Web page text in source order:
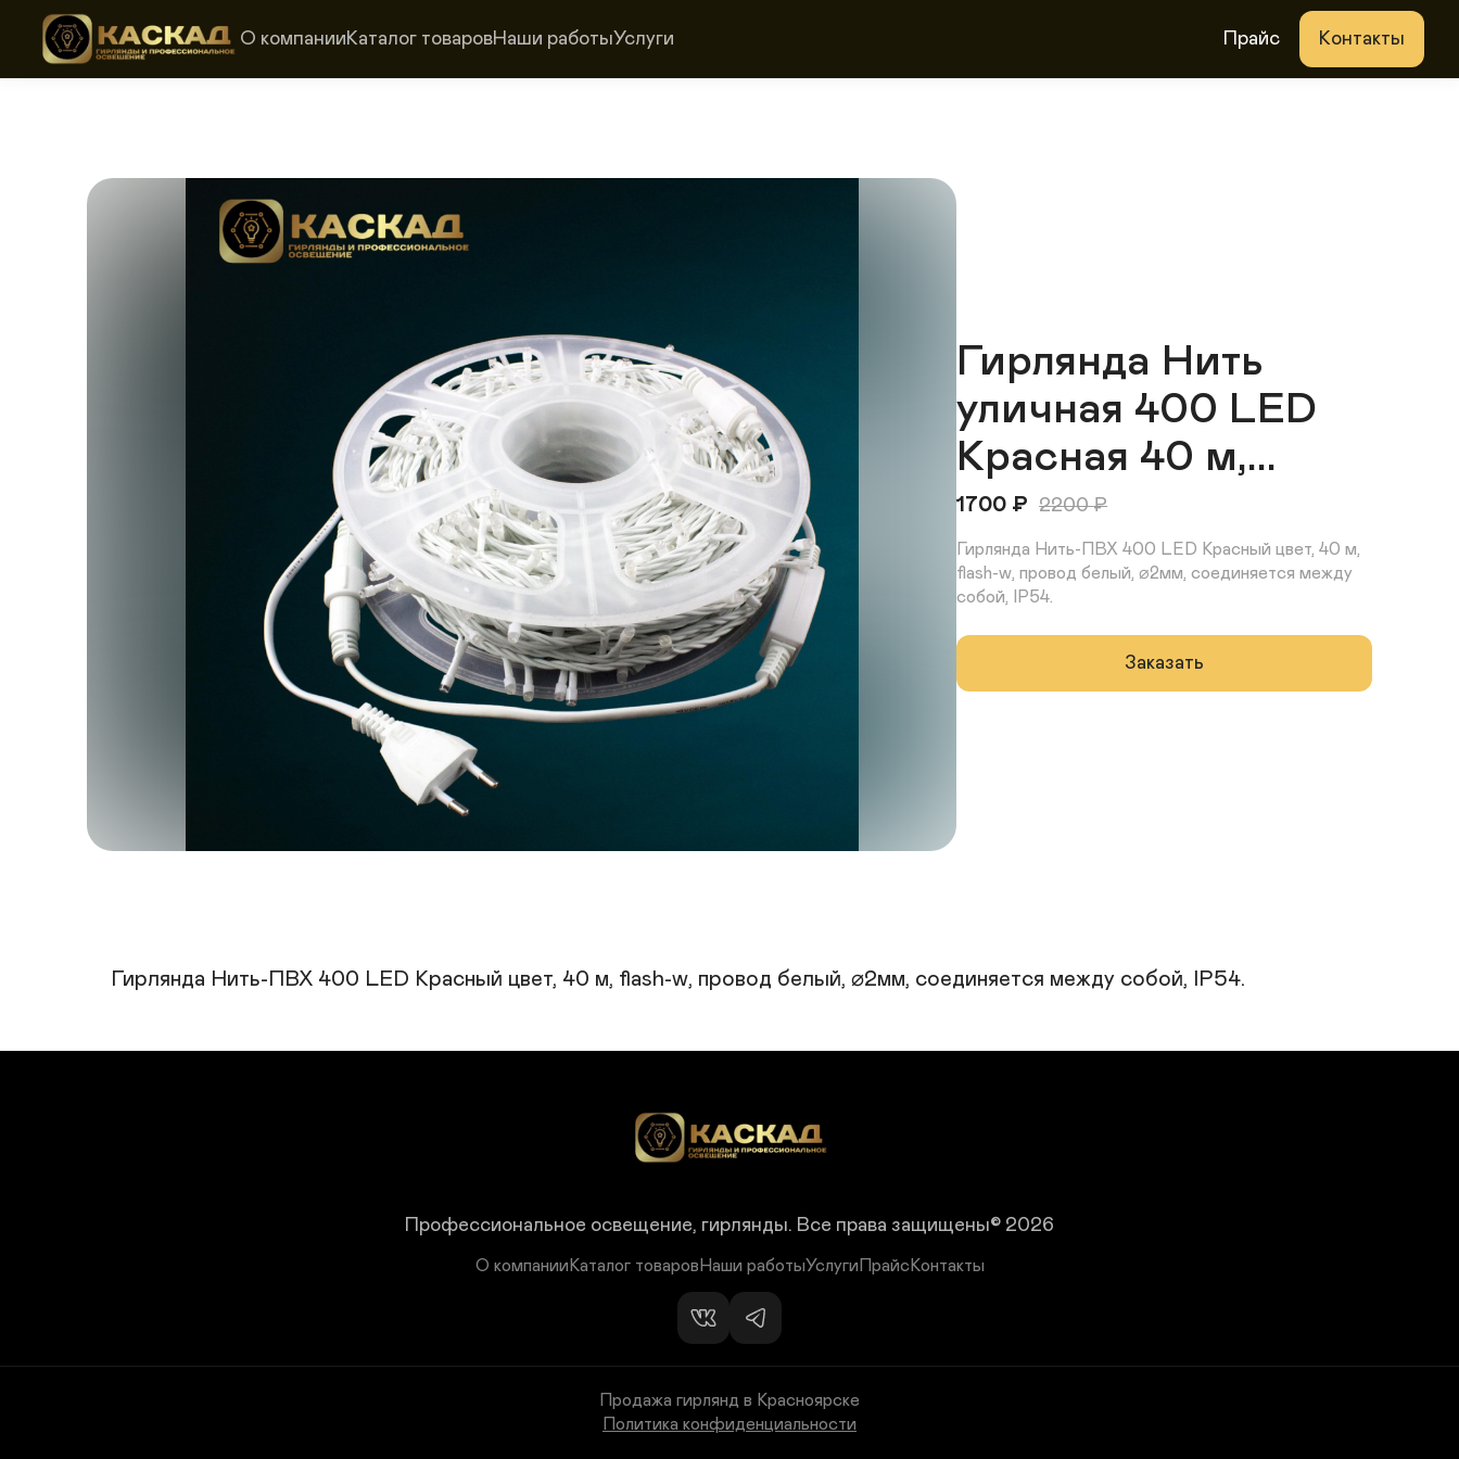
О компанииКаталог товаровНаши работыУслуги Прайс Контакты
Гирлянда Нить
уличная 400 LED
Красная 40 м,...
1700 ₽ 2200₽
Гирлянда Нить-ПВХ 400 LED Красный цвет, 40 м,
flash-w, провод белый, ⌀2мм, соединяется между
собой, IP54.
Заказать
Гирлянда Нить-ПВХ 400 LED Красный цвет, 40 м, flash-w, провод белый, ⌀2мм, соединяется между собой, IP54.
Профессиональное освещение, гирлянды. Все права защищены© 2026
О компании Каталог товаров Наши работыУслуги ПрайсКонтакты
Продажа гирлянд в Красноярске
Политика конфиденциальности